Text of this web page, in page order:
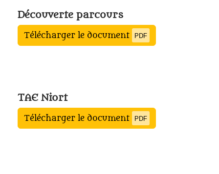
Découverte parcours
Télécharger le document PDF
TAE Niort
Télécharger le document PDF